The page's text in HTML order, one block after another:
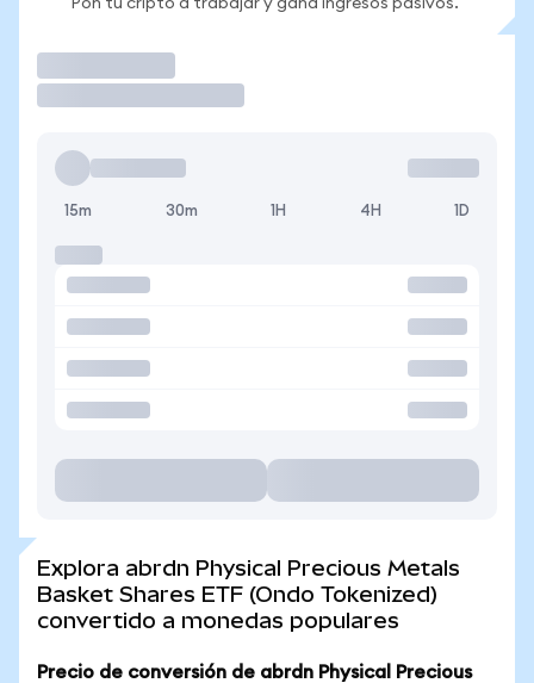
Pon tu cripto a trabajar y gana ingresos pasivos.
15m 30m 1H 4H 1D
Explora abrdn Physical Precious Metals
Basket Shares ETF (Ondo Tokenized)
convertido a monedas populares
Precio de conversión de abrdn Physical Precious